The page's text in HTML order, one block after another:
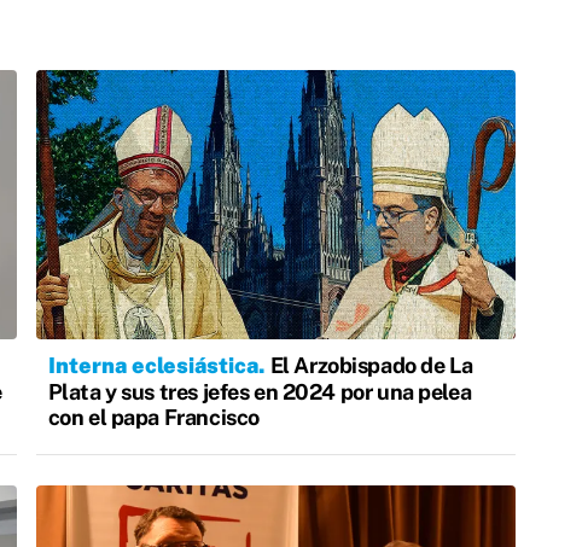
Interna eclesiástica El Arzobispado de La
Plata y sus tres jefes en 2024 por una pelea
con el papa Francisco